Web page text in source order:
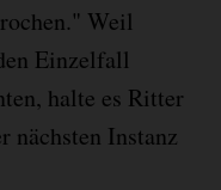
Weil
Einzelfall
halte es Ritter
nächsten Instanz